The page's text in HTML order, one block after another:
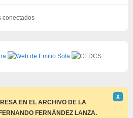
conectados
EN EL ARCHIVO DE LA
FERNÁNDEZ LANZA.
este
Χ